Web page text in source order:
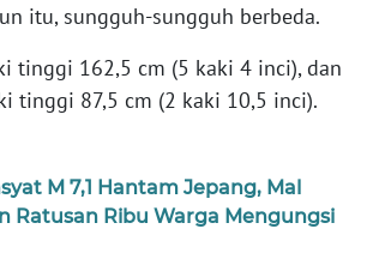
itu, sungguh-sungguh berbeda.
tinggi 162,5 cm (5 kaki 4 inci), dan
tinggi 87,5 cm (2 kaki 10,5 inci).
M 7,1 Hantam Jepang, Mal
Ratusan Ribu Warga Mengungsi